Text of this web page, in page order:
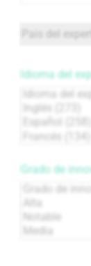
Idioma del
Grado de